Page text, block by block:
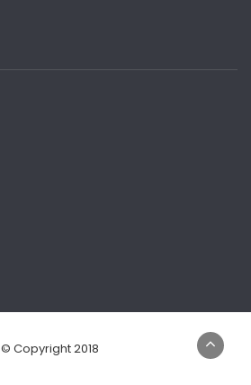
© Copyright 2018